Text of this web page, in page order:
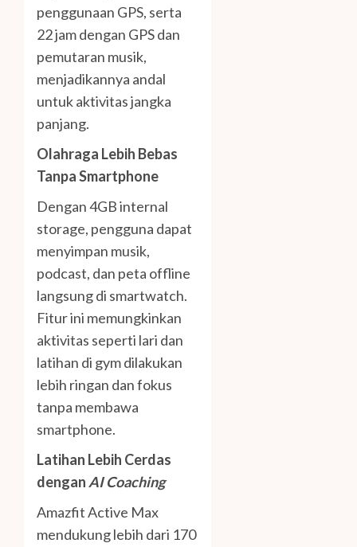
penggunaan GPS, serta
22 jam dengan GPS dan
pemutaran musik,
menjadikannya andal
untuk aktivitas jangka
panjang.
Olahraga Lebih Bebas
Tanpa Smartphone
Dengan 4GB internal
storage, pengguna dapat
menyimpan musik,
podcast, dan peta offline
langsung di smartwatch.
Fitur ini memungkinkan
aktivitas seperti lari dan
latihan di gym dilakukan
lebih ringan dan fokus
tanpa membawa
smartphone.
Latihan Lebih Cerdas
denganAI Coaching
Amazfit Active Max
mendukung lebih dari 170